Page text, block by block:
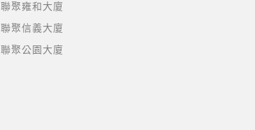
聯聚雍和大廈
聯聚信義大廈
聯聚公園大廈